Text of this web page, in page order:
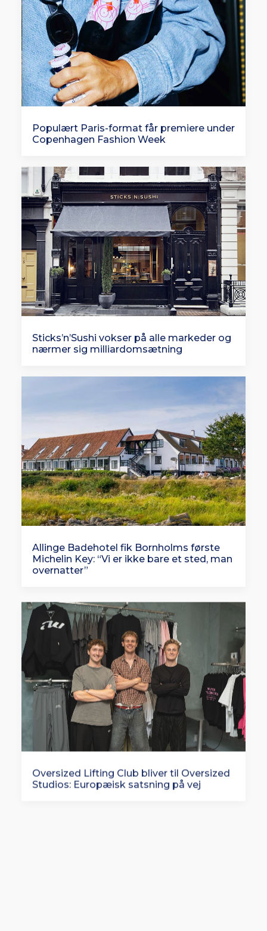
Populært Paris-format får premiere under
Copenhagen Fashion Week
Sticks’n’Sushi vokser på alle markeder og
nærmer sig milliardomsætning
Allinge Badehotel fik Bornholms første
Michelin Key: “Vi er ikke bare et sted, man
overnatter”
Oversized Lifting Club bliver til Oversized
Studios: Europæisk satsning på vej